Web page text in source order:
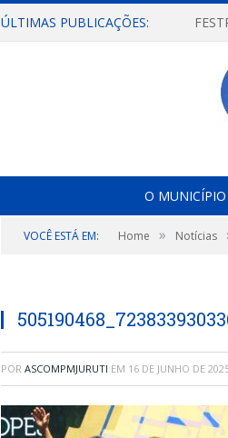
ÚLTIMAS PUBLICAÇÕES:
O MUNICÍPIO
VOCÊ ESTÁ EM: Home » Notícias
POR ASCOMPMJURUTI EM 16 DE JUNHO DE